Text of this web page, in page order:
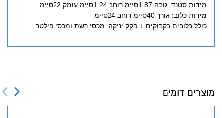
מידות סטנד: גובה 1.87סיימ רוחב 1.24סיימ עומק 22סיימ
מידות כלוב: אורך 40סיימ רוחב 24סיימ
כולל כלובים בקבוקים + פקק יניקה, מכסי רשת ומכסי פילטר
מוצרים דומים